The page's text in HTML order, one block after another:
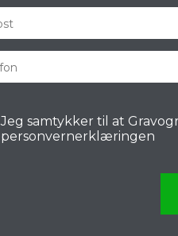
Jeg samtykker til at
personvernerklæringen